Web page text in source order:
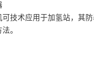
技术应用于加氢站，其
。